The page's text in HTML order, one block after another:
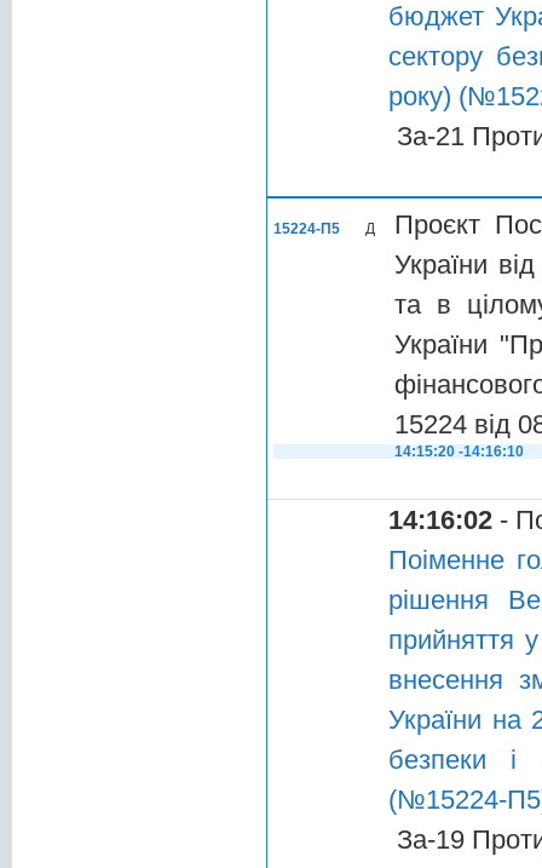
бюджет
сектору
року)
За-21
15224-П5 Д
Проєкт
України
та в
України
15224 від
14:15:20 -14:16:10
14:16:02 -
Поіменне
рішення
прийняття
внесення
України на
безпеки і
(№15224-
За-19